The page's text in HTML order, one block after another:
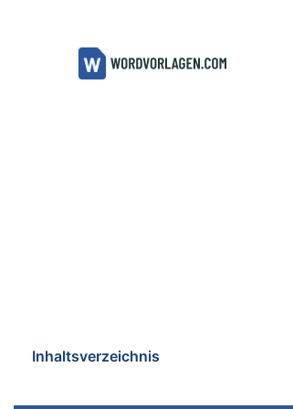
Inhaltsverzeichnis